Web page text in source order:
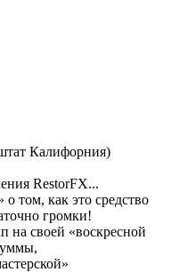
Калифорния)
RestorFX...
о том, как это средство
громки!
на своей «воскресной